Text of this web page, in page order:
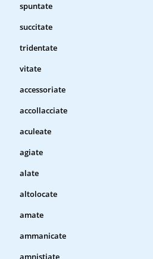
spuntate
succitate
tridentate
vitate
accessoriate
accollacciate
aculeate
agiate
alate
altolocate
amate
ammanicate
amnistiate